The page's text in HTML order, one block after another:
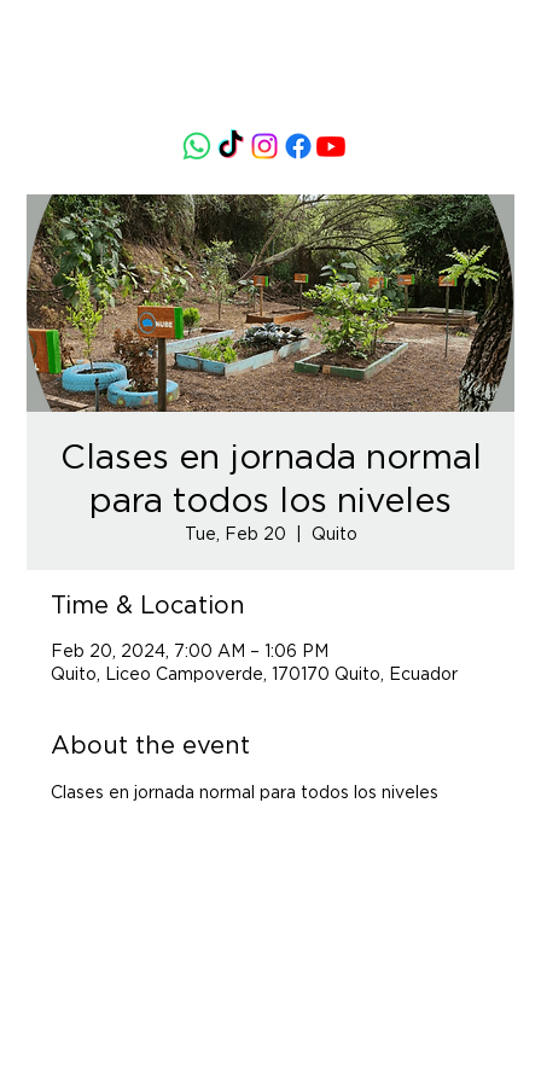
Clases en jornada normal
para todos los niveles
Tue, Feb 20 Quito
Time & Location
Feb 20, 2024, 7:00 AM – 1:06 PM
Quito, Liceo Campoverde, 170170 Quito, Ecuador
About the event
Clases en jornada normal para todos los niveles